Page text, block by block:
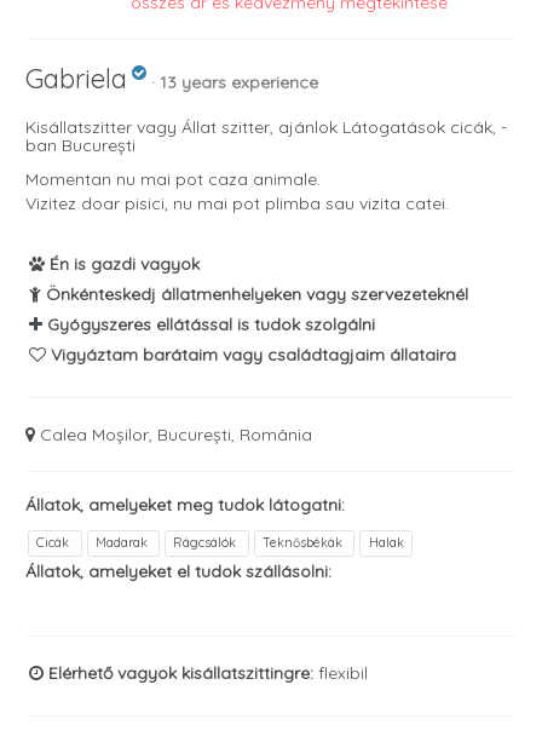
Gabriela · 13 years experience
Kisállatszitter vagy Állat szitter, ajánlok Látogatások cicák, -
ban București
Momentan nu mai pot caza animale.
Vizitez doar pisici, nu mai pot plimba sau vizita catei.
Én is gazdi vagyok
Önkénteskedj állatmenhelyeken vagy szervezeteknél
Gyógyszeres ellátással is tudok szolgálni
Vigyáztam barátaim vagy családtagjaim állataira
Calea Moșilor, București, România
Állatok, amelyeket meg tudok látogatni:
Cicák Madarak Rágcsálók Teknősbékák Halak
Állatok, amelyeket el tudok szállásolni:
Elérhető vagyok kisállatszittingre: flexibil